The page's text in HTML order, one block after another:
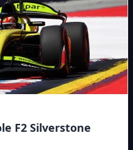
F2 Silverstone